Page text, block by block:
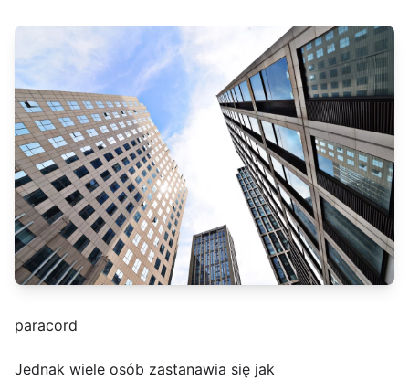
paracord
Jednak wiele osób zastanawia się jak